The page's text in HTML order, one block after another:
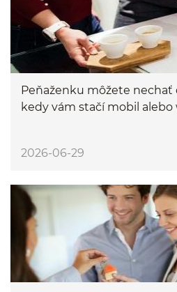
Peňaženku môžete nechať
kedy vám stačí mobil alebo
2026-06-29